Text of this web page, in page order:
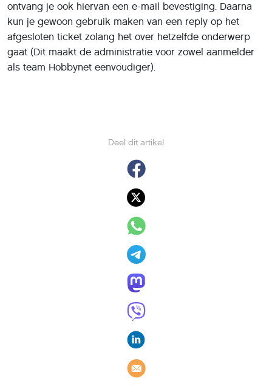
Deel dit artikel
ontvang je ook hiervan een e-mail bevestiging. Daarna
kun je gewoon gebruik maken van een reply op het
afgesloten ticket zolang het over hetzelfde onderwerp
gaat (Dit maakt de administratie voor zowel aanmelder
als team Hobbynet eenvoudiger).